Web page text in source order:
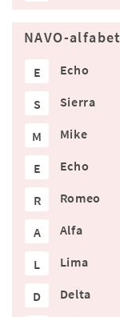
NAVO-alfabet
E Echo
S Sierra
M Mike
E Echo
R Romeo
A Alfa
L Lima
D Delta